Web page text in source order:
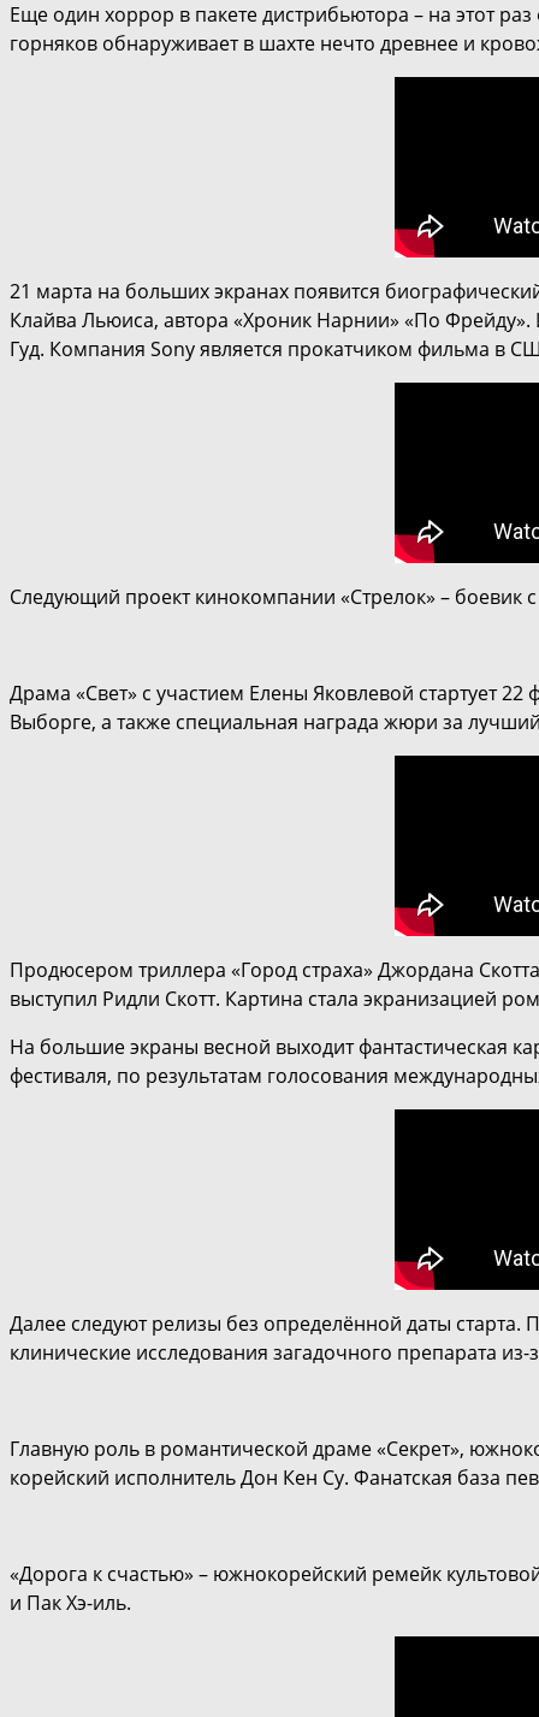
Еще один хоррор в пакете дистрибьютора – на этот
горняков обнаруживает в шахте нечто древнее и
21 марта на больших экранах появится
Клайва Льюиса, автора «Хроник Нарнии» «По Фрейду».
Гуд. Компания Sony является прокатчиком фильма в
Следующий проект кинокомпании «Стрелок» –
Драма «Свет» с участием Елены Яковлевой стартует
Выборге, а также специальная награда жюри за
Продюсером триллера «Город страха» Джордана
выступил Ридли Скотт. Картина стала экранизацией
На большие экраны весной выходит фантастическая
фестиваля, по результатам голосования
Далее следуют релизы без определённой даты
клинические исследования загадочного препарата из-
Главную роль в романтической драме «Секрет»,
корейский исполнитель Дон Кен Су. Фанатская база
«Дорога к счастью» – южнокорейский ремейк
и Пак Хэ-иль.